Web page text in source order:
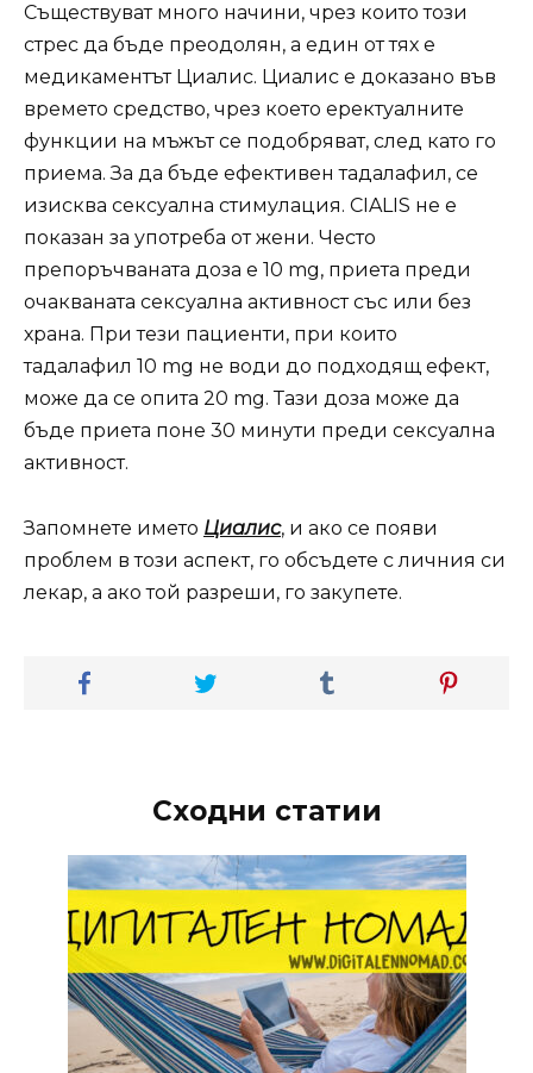
Съществуват много начини, чрез които този
стрес да бъде преодолян, а един от тях е
медикаментът Циалис. Циалис е доказано във
времето средство, чрез което еректуалните
функции на мъжът се подобряват, след като го
приема. За да бъде ефективен тадалафил, се
изисква сексуална стимулация. CIALIS не е
показан за употреба от жени. Често
препоръчваната доза е 10 mg, приета преди
очакваната сексуална активност със или без
храна. При тези пациенти, при които
тадалафил 10 mg не води до подходящ ефект,
може да се опита 20 mg. Тази доза може да
бъде приета поне 30 минути преди сексуална
активност.
Запомнете името Циалис, и ако се появи
проблем в този аспект, го обсъдете с личния си
лекар, а ако той разреши, го закупете.
Сходни статии